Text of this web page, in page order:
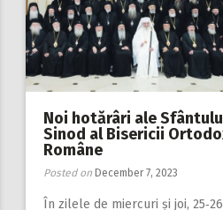
Noi hotărâri ale
Sinod al Bisericii
Române
Posted on December 7, 2023
În zilele de miercuri și joi, 25‑26